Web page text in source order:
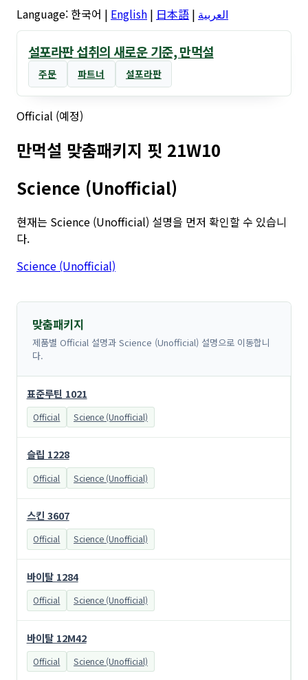
Language: 한국어 | English | 日本語 | العربية
설포라판 섭취의 새로운 기준, 만먹설
주문 파트너 설포라판
Official (예정)
만먹설 맞춤패키지 핏 21W10
Science (Unofficial)
현재는 Science (Unofficial) 설명을 먼저 확인할 수 있습니
다.
Science (Unofficial)
맞춤패키지
제품별 Official 설명과 Science (Unofficial) 설명으로 이동합니
다.
표준루틴 1021
Official Science (Unofficial)
슬립 1228
Official Science (Unofficial)
스킨 3607
Official Science (Unofficial)
바이탈 1284
Official Science (Unofficial)
바이탈 12M42
Official Science (Unofficial)